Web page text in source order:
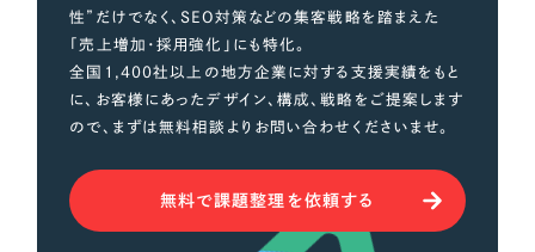
性”だけでなく、SEO対策などの集客戦略を踏まえた
「売上増加・採用強化」にも特化。
全国1,400社以上の地方企業に対する支援実績をもと
に、お客様にあったデザイン、構成、戦略をご提案します
ので、まずは無料相談よりお問い合わせくださいませ。
無料で課題整理を依頼する